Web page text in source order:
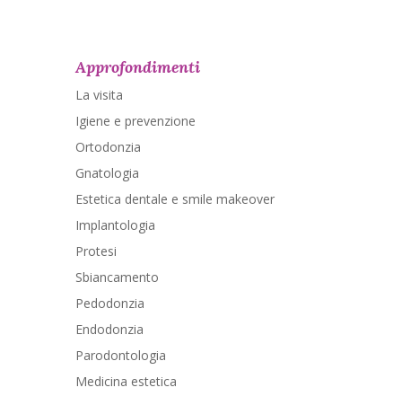
Approfondimenti
La visita
Igiene e prevenzione
Ortodonzia
Gnatologia
Estetica dentale e smile makeover
Implantologia
Protesi
Sbiancamento
Pedodonzia
Endodonzia
Parodontologia
Medicina estetica